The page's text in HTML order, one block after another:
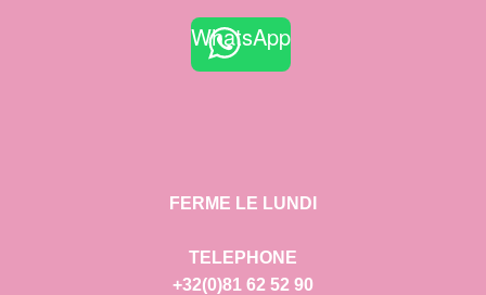
WhatsApp
FERME LE LUNDI
TELEPHONE
+32(0)81 62 52 90